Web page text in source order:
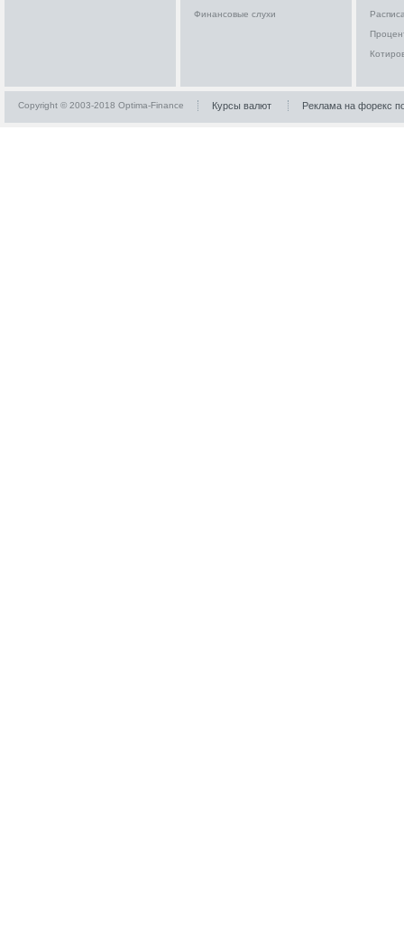
Финансовые слухи
Copyright © 2003-2018 Optima-Finance Курсы валют Реклама на форекс